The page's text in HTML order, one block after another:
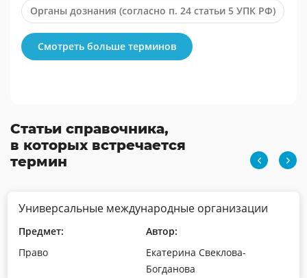
Органы дознания (согласно п. 24 статьи 5 УПК РФ)
Принципы права гражданского характера
Смотреть больше терминов
Статьи справочника,
в которых встречается
термин
Универсальные международные организации
Предмет:
Право
Автор:
Екатерина Свеклова-
Богданова